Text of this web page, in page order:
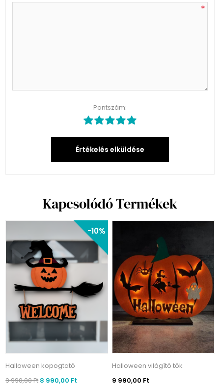
*
Pontszám:
Értékelés elküldése
Kapcsolódó Termékek
-10%
Halloween kopogtató
9 990,00 Ft 8 990,00 Ft
Halloween világító tök
9 990,00 Ft